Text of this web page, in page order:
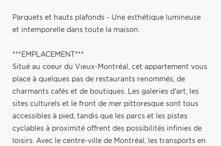
Parquets et hauts plafonds - Une esthétique lumineuse
et intemporelle dans toute la maison.
***EMPLACEMENT***
Situé au coeur du Vieux-Montréal, cet appartement vous
place à quelques pas de restaurants renommés, de
charmants cafés et de boutiques. Les galeries d'art, les
sites culturels et le front de mer pittoresque sont tous
accessibles à pied, tandis que les parcs et les pistes
cyclables à proximité offrent des possibilités infinies de
loisirs. Avec le centre-ville de Montréal, les transports en